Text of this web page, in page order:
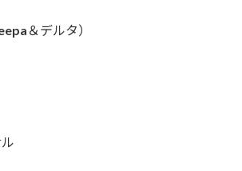
＆デルタ）